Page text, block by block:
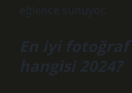
eğlence sunuyor.
En iyi
hangisi 2024?